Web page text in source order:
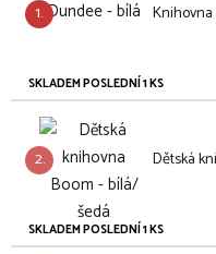
1.
SKLADEM POSLEDNÍ 1 KS
2. Dětská
SKLADEM POSLEDNÍ 1 KS